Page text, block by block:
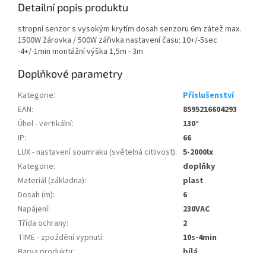
Detailní popis produktu
stropní senzor s vysokým krytím dosah senzoru 6m zátež max.
1500W žárovka / 500W zářivka nastavení času: 10+/-5sec
-4+/-1min montážní výška 1,5m - 3m
Doplňkové parametry
Kategorie:
Příslušenství
EAN:
8595216604293
Úhel - vertikální:
130°
IP:
66
LUX - nastavení soumraku (světelná citlivost): 5-2000lx
Kategorie:
doplňky
Materiál (základna):
plast
Dosah (m):
6
Napájení:
230VAC
Třída ochrany:
2
TIME - zpoždění vypnutí:
10s-4min